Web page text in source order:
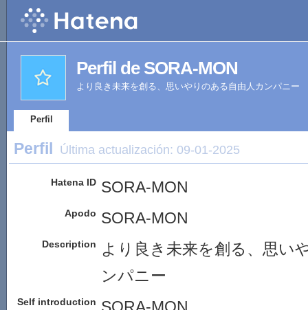
Perfil de SORA-MON
より良き未来を創る、思いやりのある自由人カンパニー
Perfil
Perfil Última actualización: 09-01-2025
Hatena ID SORA-MON
Apodo SORA-MON
Description
より良き未来を創る、思い
ンパニー
Self introduction